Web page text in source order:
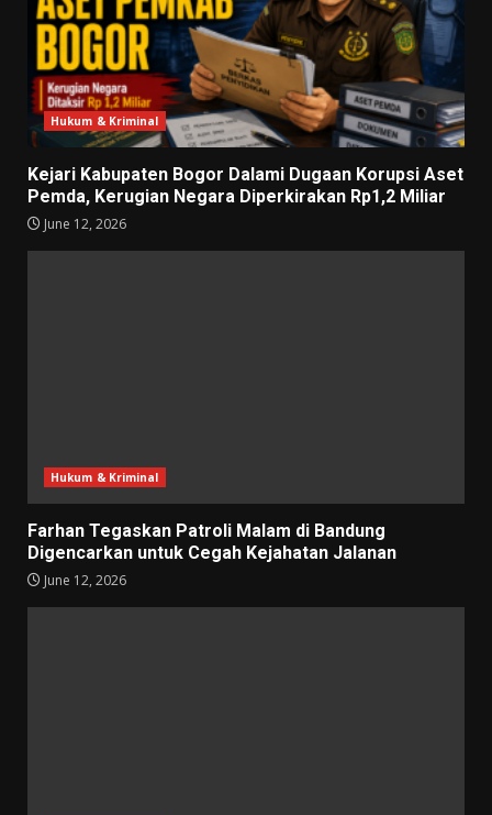
Hukum & Kriminal
Kejari Kabupaten Bogor Dalami Dugaan Korupsi Aset
Pemda, Kerugian Negara Diperkirakan Rp1,2 Miliar
June 12, 2026
Hukum & Kriminal
Farhan Tegaskan Patroli Malam di Bandung
Digencarkan untuk Cegah Kejahatan Jalanan
June 12, 2026